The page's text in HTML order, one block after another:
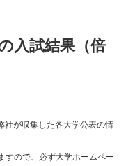
入試結果（倍
社が収集した各大学公表の情
ので、必ず大学ホームペー